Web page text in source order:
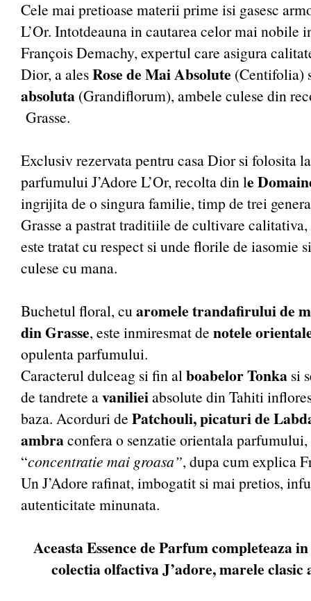
Cele mai pretioase materii prime isi gasesc
L’Or. Intotdeauna in cautarea celor mai nobile
François Demachy, expertul care asigura
Dior, a alesRose de Mai Absolute (Centifolia)
absoluta (Grandiflorum), ambele culese din
Grasse.
Exclusiv rezervata pentru casa Dior si folosita
parfumului J’Adore L’Or, recolta din le
ingrijita de o singura familie, timp de trei
Grasse a pastrat traditiile de cultivare
este tratat cu respect si unde florile de iasomie
culese cu mana.
Buchetul floral, cuaromele trandafirului de
din Grasse, este inmiresmat de notele
opulenta parfumului.
Caracterul dulceag si fin alboabelor Tonka si
de tandrete avanilieiabsolute din Tahiti
baza. Acorduri de Patchouli, picaturi de
ambraconfera o senzatie orientala
“concentratie mai groasa”, dupa cum explica
Un J’Adore rafinat, imbogatit si mai pretios,
autenticitate minunata.
Aceasta Essence de Parfum completeaza
colectia olfactiva J’adore, marele clasic